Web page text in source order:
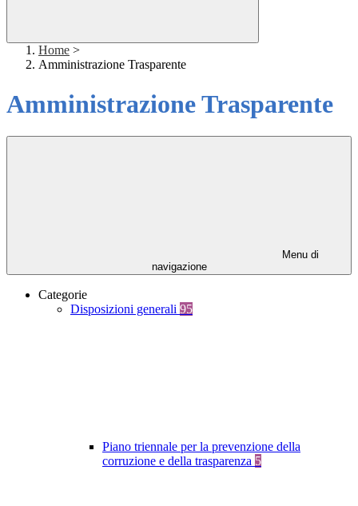
Home >
Amministrazione Trasparente
Amministrazione Trasparente
Menu di
navigazione
Categorie
Disposizioni generali 95
Piano triennale per la prevenzione della
corruzione e della trasparenza 5